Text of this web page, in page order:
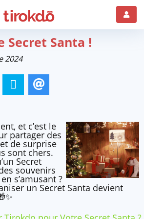
Secret Santa !
2024
et c’est le
partager des
de surprise
sont chers.
Secret
souvenirs
s’amusant ?
un Secret Santa devient